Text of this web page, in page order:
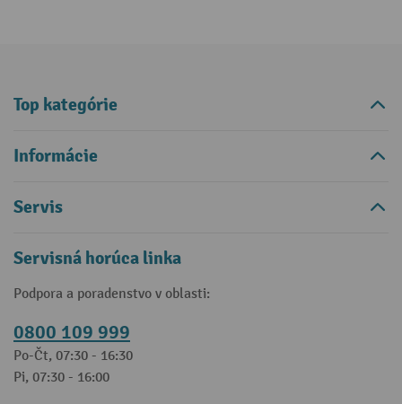
Top kategórie
Informácie
Servis
Servisná horúca linka
Podpora a poradenstvo v oblasti:
0800 109 999
Po-Čt, 07:30 - 16:30
Pi, 07:30 - 16:00